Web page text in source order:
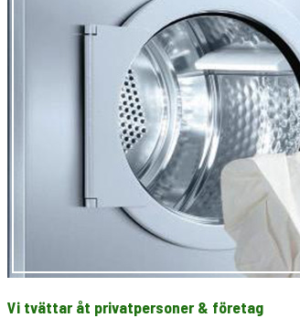
Vi tvättar åt privatpersoner & företag